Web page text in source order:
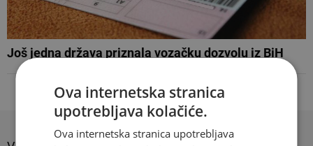
Još jedna država priznala vozačku dozvolu iz BiH
Ova internetska stranica
upotrebljava kolačiće.
Ova internetska stranica upotrebljava